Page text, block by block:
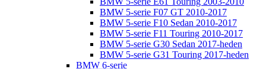
BMW 5-serie F07 GT 2010-2017
BMW 5-serie F10 Sedan 2010-2017
BMW 5-serie F11 Touring 2010-2017
BMW 5-serie G30 Sedan 2017-heden
BMW 5-serie G31 Touring 2017-heden
BMW 6-serie